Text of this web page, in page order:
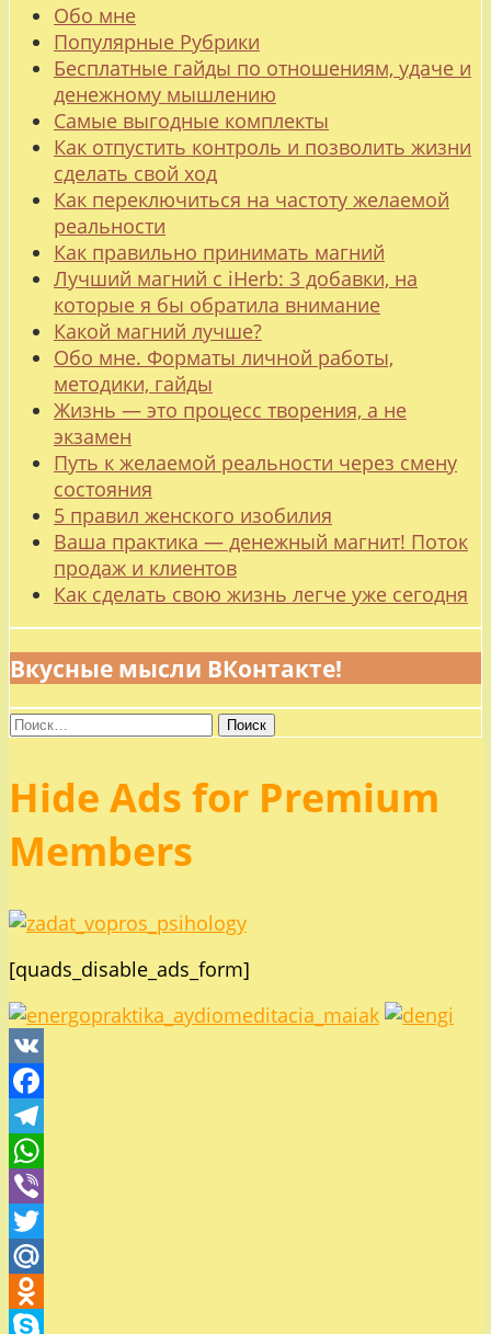
Обо мне
Популярные Рубрики
Бесплатные гайды по отношениям, удаче и
денежному мышлению
Самые выгодные комплекты
Как отпустить контроль и позволить жизни
сделать свой ход
Как переключиться на частоту желаемой
реальности
Как правильно принимать магний
Лучший магний с iHerb: 3 добавки, на
которые я бы обратила внимание
Какой магний лучше?
Обо мне. Форматы личной работы,
методики, гайды
Жизнь — это процесс творения, а не
экзамен
Путь к желаемой реальности через смену
состояния
5 правил женского изобилия
Ваша практика — денежный магнит! Поток
продаж и клиентов
Как сделать свою жизнь легче уже сегодня
Вкусные мысли ВКонтакте!
Найти:
Hide Ads for Premium
Members
[quads_disable_ads_form]
VK
Facebook
Telegram
WhatsApp
Viber
Twitter
Mail.Ru
Odnoklassniki